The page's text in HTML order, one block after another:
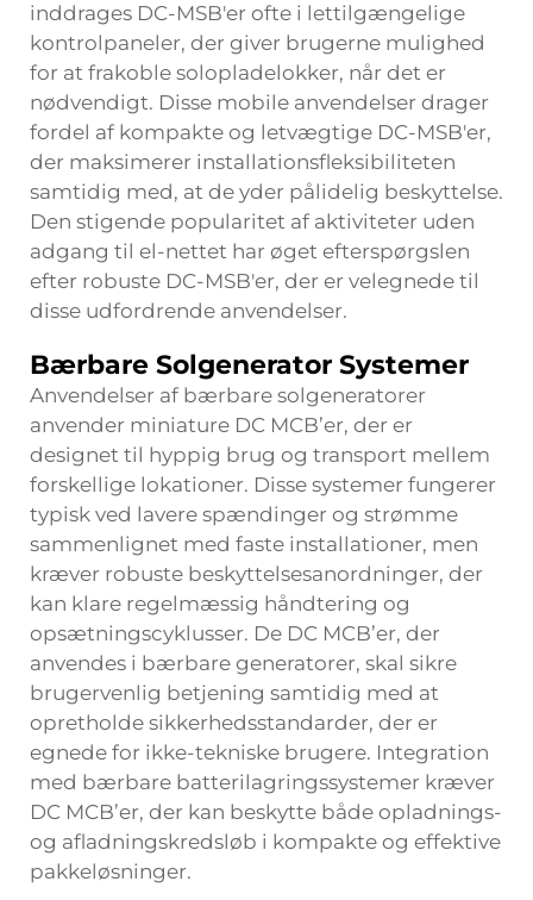
inddrages DC-MSB'er ofte i lettilgængelige
kontrolpaneler, der giver brugerne mulighed
for at frakoble solopladelokker, når det er
nødvendigt. Disse mobile anvendelser drager
fordel af kompakte og letvægtige DC-MSB'er,
der maksimerer installationsfleksibiliteten
samtidig med, at de yder pålidelig beskyttelse.
Den stigende popularitet af aktiviteter uden
adgang til el-nettet har øget efterspørgslen
efter robuste DC-MSB'er, der er velegnede til
disse udfordrende anvendelser.
Bærbare Solgenerator Systemer
Anvendelser af bærbare solgeneratorer
anvender miniature DC MCB’er, der er
designet til hyppig brug og transport mellem
forskellige lokationer. Disse systemer fungerer
typisk ved lavere spændinger og strømme
sammenlignet med faste installationer, men
kræver robuste beskyttelsesanordninger, der
kan klare regelmæssig håndtering og
opsætningscyklusser. De DC MCB’er, der
anvendes i bærbare generatorer, skal sikre
brugervenlig betjening samtidig med at
opretholde sikkerhedsstandarder, der er
egnede for ikke-tekniske brugere. Integration
med bærbare batterilagringssystemer kræver
DC MCB’er, der kan beskytte både opladnings-
og afladningskredsløb i kompakte og effektive
pakkeløsninger.